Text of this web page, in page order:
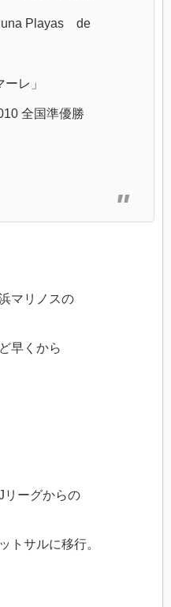
Playas de
レ」
全国準優勝
マリノスの
早くから
リーグからの
トサルに移行。